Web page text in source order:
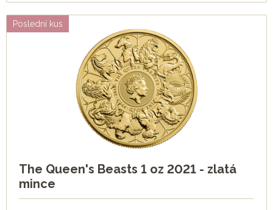
Poslední kus
The Queen's Beasts 1 oz 2021 - zlatá
mince